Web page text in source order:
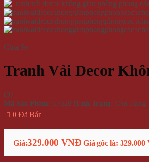
Chia Sẻ:
Tranh Vải Decor
(0)
Mã Sản Phẩm: 57028 |Tình Trạng: Còn Hàng
0 Đã Bán
Giá:329.000 VNĐ Giá gốc là: